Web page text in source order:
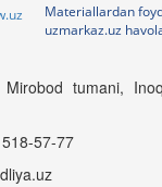
Materiallardan
uzmarkaz.uz
tumani,
57-77